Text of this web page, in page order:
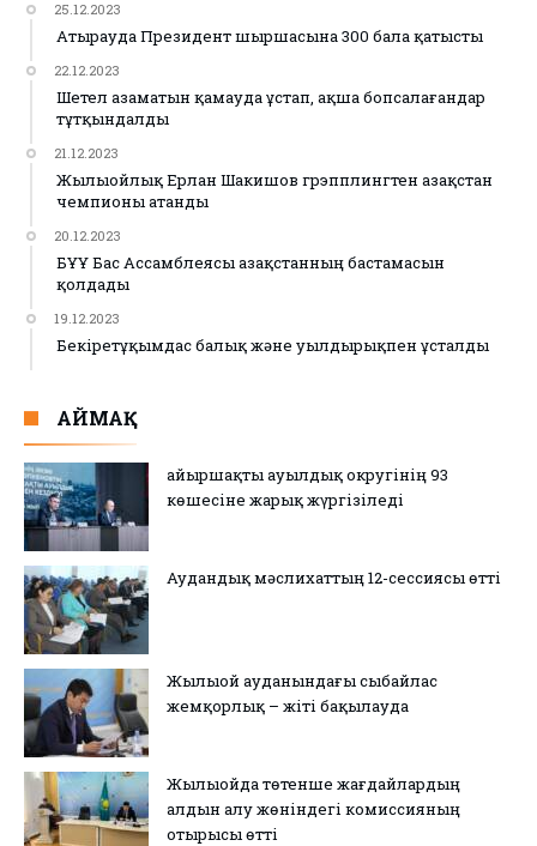
25.12.2023
Атырауда Президент шыршасына 300 бала қатысты
22.12.2023
Шетел азаматын қамауда ұстап, ақша бопсалағандар
тұтқындалды
21.12.2023
Жылыойлық Ерлан Шакишов грэпплингтен Қазақстан
чемпионы атанды
20.12.2023
БҰҰ Бас Ассамблеясы Қазақстанның бастамасын
қолдады
19.12.2023
Бекіретұқымдас балық және уылдырықпен ұсталды
АЙМАҚ
Қайыршақты ауылдық округінің 93
көшесіне жарық жүргізіледі
Аудандық мәслихаттың 12-сессиясы өтті
Жылыой ауданындағы сыбайлас
жемқорлық – жіті бақылауда
Жылыойда төтенше жағдайлардың
алдын алу жөніндегі комиссияның
отырысы өтті